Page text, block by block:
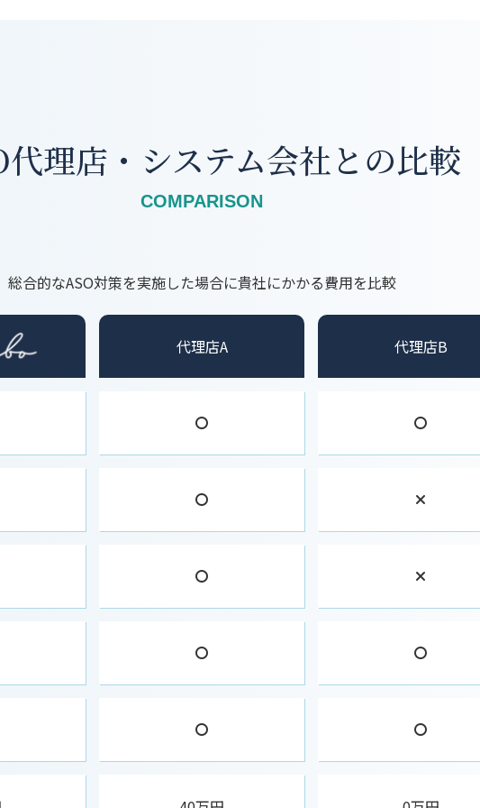
理店・システム会社との比較
COMPARISON
総合的なASO対策を実施した場合に貴社にかかる費用を比較
代理店A 代理店B